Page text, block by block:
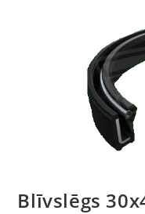
Blīvslēgs